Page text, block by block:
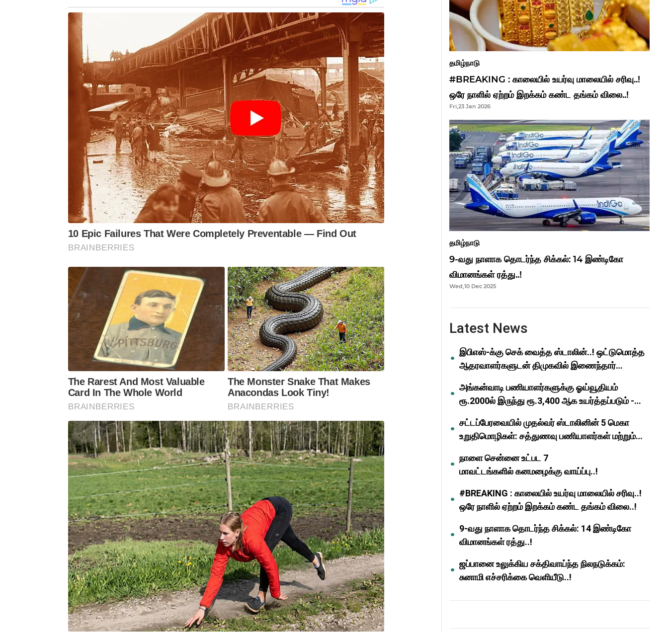
தமிழ்நாடு
#BREAKING : காலையில் உயர்வு மாலையில் சரிவு..!
ஒரே நாளில் ஏற்றம் இறக்கம் கண்ட தங்கம் விலை..!
Fri,23 Jan 2026
தமிழ்நாடு
9-வது நாளாக தொடர்ந்த சிக்கல்: 14 இண்டிகோ
விமானங்கள் ரத்து..!
Wed,10 Dec 2025
Latest News
இபிஎஸ்-க்கு செக் வைத்த ஸ்டாலின்..! ஒட்டுமொத்த
ஆதரவாளர்களுடன் திமுகவில் இணைந்தார்
அங்கன்வாடி பணியாளர்களுக்கு ஓய்வூதியம்
ரூ.2000ல் இருந்து ரூ.3,400 ஆக உயர்த்தப்படும் -
சட்டப்பேரவையில் முதல்வர் ஸ்டாலினின் 5 மெகா
உறுதிமொழிகள்: சத்துணவு பணியாளர்கள் மற்றும்
நாளை சென்னை உட்பட 7
மாவட்டங்களில் கனமழைக்கு வாய்ப்பு..!
#BREAKING : காலையில் உயர்வு மாலையில் சரிவு..!
ஒரே நாளில் ஏற்றம் இறக்கம் கண்ட தங்கம் விலை..!
9-வது நாளாக தொடர்ந்த சிக்கல்: 14 இண்டிகோ
விமானங்கள் ரத்து..!
ஜப்பானை உலுக்கிய சக்திவாய்ந்த நிலநடுக்கம்:
சுனாமி எச்சரிக்கை வெளியீடு..!